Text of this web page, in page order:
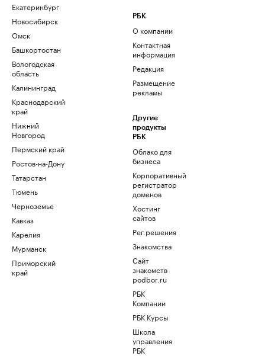
Екатеринбург
Новосибирск
Омск
Башкортостан
Вологодская
область
Калининград
Краснодарский
край
Нижний
Новгород
Пермский край
Ростов-на-Дону
Татарстан
Тюмень
Черноземье
Кавказ
Карелия
Мурманск
Приморский
край
РБК
О компании
Контактная
информация
Редакция
Размещение
рекламы
Другие
продукты
РБК
Облако для
бизнеса
Корпоративный
регистратор
доменов
Хостинг
сайтов
Рег.решения
Знакомства
Сайт
знакомств
podbor.ru
РБК
Компании
РБК Курсы
Школа
управления
РБК